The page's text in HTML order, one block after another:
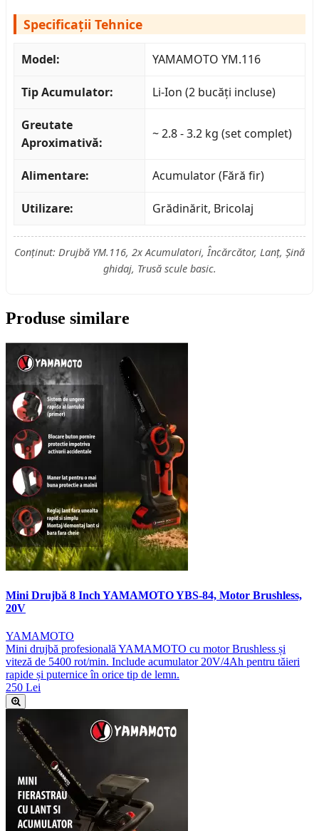
Specificații Tehnice
Model: YAMAMOTO YM.116
Tip Acumulator: Li-Ion (2 bucăți incluse)
Greutate
Aproximativă:
~ 2.8 - 3.2 kg (set complet)
Alimentare: Acumulator (Fără fir)
Utilizare: Grădinărit, Bricolaj
Conținut: Drujbă YM.116, 2x Acumulatori, Încărcător, Lanț, Șină
ghidaj, Trusă scule basic.
Produse similare
Mini Drujbă 8 Inch YAMAMOTO YBS-84, Motor Brushless,
20V
YAMAMOTO
Mini drujbă profesională YAMAMOTO cu motor Brushless și
viteză de 5400 rot/min. Include acumulator 20V/4Ah pentru tăieri
rapide și puternice în orice tip de lemn.
250 Lei